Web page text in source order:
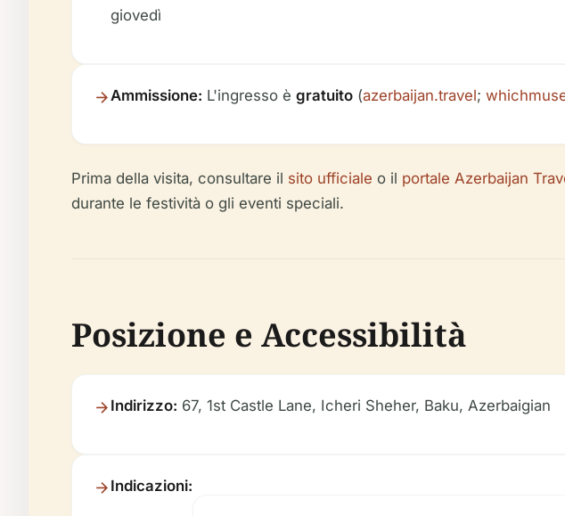
giovedì
Ammissione: L'ingresso è gratuito (azerbaijan.travel;
Prima della visita, consultare il sito ufficiale o il portale Azerbaijan
durante le festività o gli eventi speciali.
Posizione e Accessibilità
Indirizzo: 67, 1st Castle Lane, Icheri Sheher, Baku, Azerbaigian
Indicazioni: